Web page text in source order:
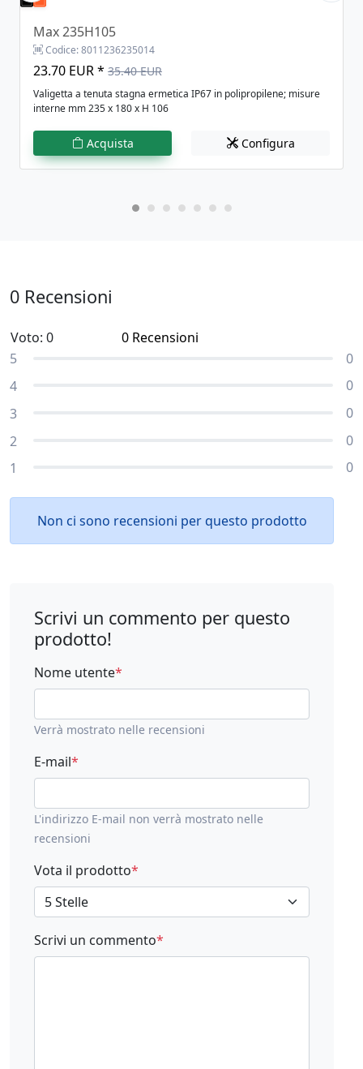
Max 235H105
Codice:8011236235014
23.70 EUR * 35.40 EUR
Valigetta a tenuta stagna ermetica IP67 in polipropilene; misure
interne mm 235 x 180 x H 106
Acquista Configura
0 Recensioni
Voto: 0
0 Recensioni
5
0
4
0
3
0
2
0
1
0
Non ci sono recensioni per questo prodotto
Scrivi un commento per questo
prodotto!
Nome utente*
Verrà mostrato nelle recensioni
E-mail*
L'indirizzo E-mail non verrà mostrato nelle
recensioni
Vota il prodotto*
Scrivi un commento*